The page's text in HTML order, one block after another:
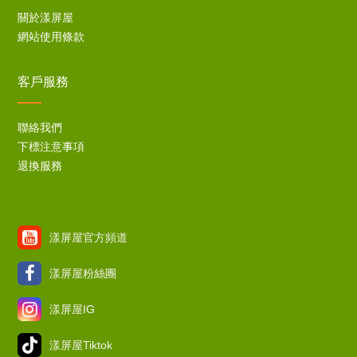
關於漾屏屋
網站使用條款
客戶服務
聯絡我們
下標注意事項
退換服務
漾屏屋官方頻道
漾屏屋粉絲團
漾屏屋IG
漾屏屋Tiktok